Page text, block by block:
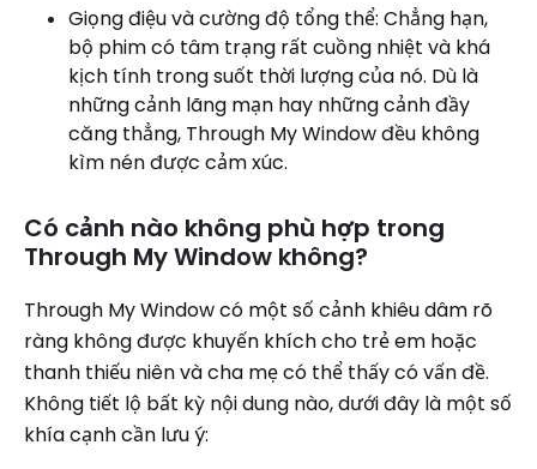
Giọng điệu và cường độ tổng thể: Chẳng hạn,
bộ phim có tâm trạng rất cuồng nhiệt và khá
kịch tính trong suốt thời lượng của nó. Dù là
những cảnh lãng mạn hay những cảnh đầy
căng thẳng, Through My Window đều không
kìm nén được cảm xúc.
Có cảnh nào không phù hợp trong
Through My Window không?
Through My Window có một số cảnh khiêu dâm rõ
ràng không được khuyến khích cho trẻ em hoặc
thanh thiếu niên và cha mẹ có thể thấy có vấn đề.
Không tiết lộ bất kỳ nội dung nào, dưới đây là một số
khía cạnh cần lưu ý: